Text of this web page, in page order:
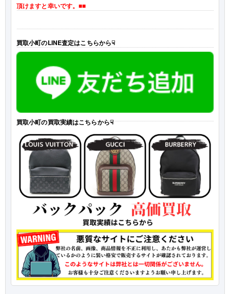
頂けますと幸いです。■■
買取小町のLINE査定はこちらから☟
買取小町の買取実績はこちらから☟